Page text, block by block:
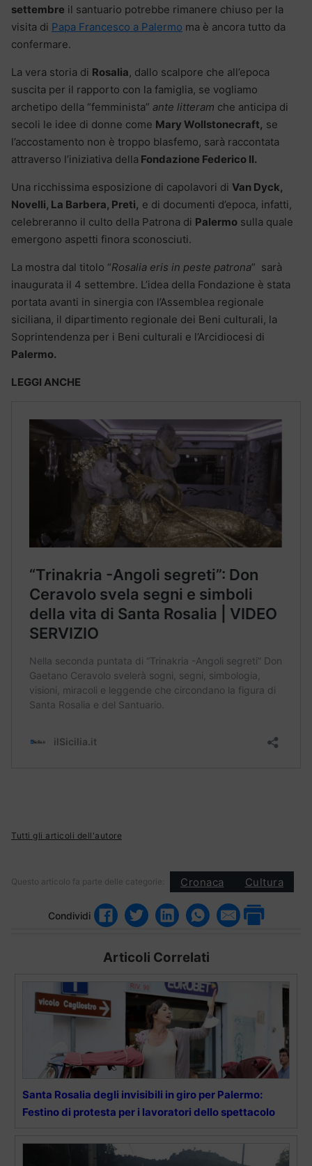
settembre il santuario potrebbe rimanere chiuso per la
visita di Papa Francesco a Palermo ma è ancora tutto da
confermare.
La vera storia di Rosalia, dallo scalpore che all’epoca
suscita per il rapporto con la famiglia, se vogliamo
archetipo della “femminista” ante litteram che anticipa di
secoli le idee di donne come Mary Wollstonecraft, se
l’accostamento non è troppo blasfemo, sarà raccontata
attraverso l’iniziativa della Fondazione Federico II.
Una ricchissima esposizione di capolavori di Van Dyck,
Novelli, La Barbera, Preti, e di documenti d’epoca, infatti,
celebreranno il culto della Patrona di Palermo sulla quale
emergono aspetti finora sconosciuti.
La mostra dal titolo “Rosalia eris in peste patrona” sarà
inaugurata il 4 settembre. L’idea della Fondazione è stata
portata avanti in sinergia con l’Assemblea regionale
siciliana, il dipartimento regionale dei Beni culturali, la
Soprintendenza per i Beni culturali e l’Arcidiocesi di
Palermo.
LEGGI ANCHE
Tutti gli articoli dell'autore
Questo articolo fa parte delle categorie: Cronaca Cultura
Condividi
Articoli Correlati
Santa Rosalia degli invisibili in giro per Palermo:
Festino di protesta per i lavoratori dello spettacolo